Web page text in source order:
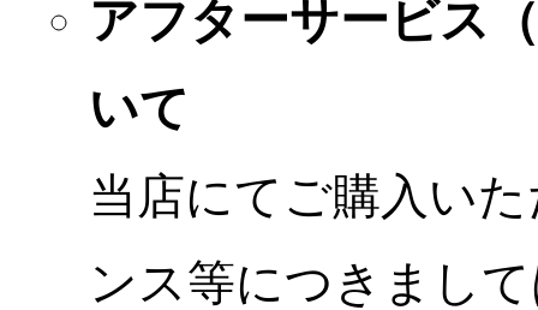
アフターサービス
いて
当店にてご購入い
ンス等につきまし